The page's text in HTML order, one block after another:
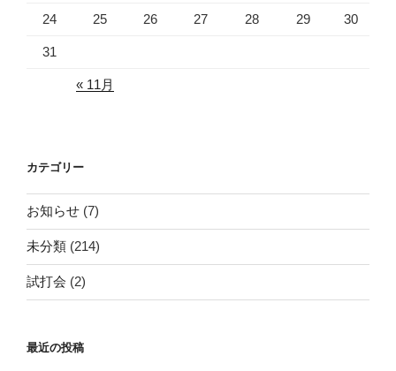
24 25 26 27 28 29 30
31
« 11月
カテゴリー
お知らせ (7)
未分類 (214)
試打会 (2)
最近の投稿